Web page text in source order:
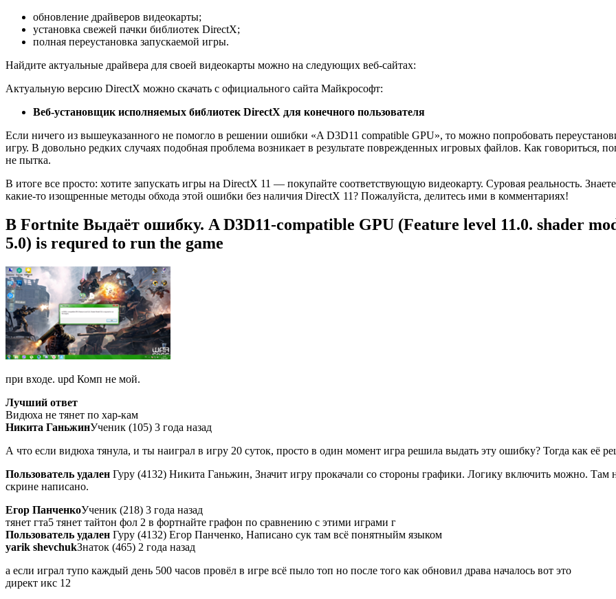
обновление драйверов видеокарты;
установка свежей пачки библиотек DirectX;
полная переустановка запускаемой игры.
Найдите актуальные драйвера для своей видеокарты можно на следующих веб-сайтах:
Актуальную версию DirectX можно скачать с официального сайта Майкрософт:
Веб-установщик исполняемых библиотек DirectX для конечного пользователя
Если ничего из вышеуказанного не помогло в решении ошибки «A D3D11 compatible GPU», то можно попробовать
игру. В довольно редких случаях подобная проблема возникает в результате поврежденных игровых файлов. Как говориться,
не пытка.
В итоге все просто: хотите запускать игры на DirectX 11 — покупайте соответствующую видеокарту. Суровая реальность. Знаете
какие-то изощренные методы обхода этой ошибки без наличия DirectX 11? Пожалуйста, делитесь ими в комментариях!
В Fortnite Выдаёт ошибку. A D3D11-compatible GPU (Feature level 11.0. shader
5.0) is requred to run the game
при входе. upd Комп не мой.
Лучший ответ
Видюха не тянет по хар-кам
Никита ГаньжинУченик (105) 3 года назад
А что если видюха тянула, и ты наиграл в игру 20 суток, просто в один момент игра решила выдать эту ошибку? Тогда как её
Пользователь удален Гуру (4132) Никита Ганьжин, Значит игру прокачали со стороны графики. Логику включить можно. Там
скрине написано.
Егор ПанченкоУченик (218) 3 года назад
тянет гта5 тянет тайтон фол 2 в фортнайте графон по сравнению с этими играми г
Пользователь удален Гуру (4132) Егор Панченко, Написано сук там всё понятныйм языком
yarik shevchukЗнаток (465) 2 года назад
а если играл тупо каждый день 500 часов провёл в игре всё пыло топ но после того как обновил драва началось вот это
директ икс 12